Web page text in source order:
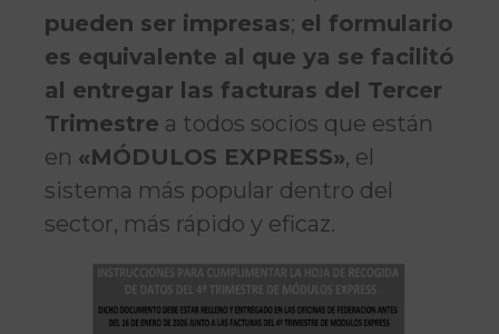
pueden ser impresas; el formulario
es equivalente al que ya se facilitó
al entregar las facturas del Tercer
Trimestre a todos socios que están
en «MÓDULOS EXPRESS», el
sistema más popular dentro del
sector, más rápido y eficaz.